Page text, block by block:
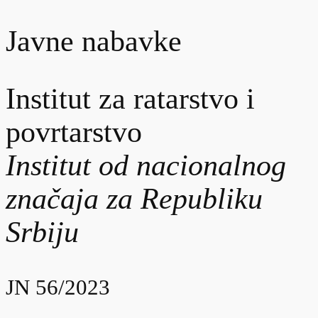
Javne nabavke
Institut za ratarstvo i
povrtarstvo
Institut od nacionalnog
značaja za Republiku
Srbiju
JN 56/2023